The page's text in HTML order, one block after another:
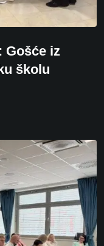
Gošće iz
školu